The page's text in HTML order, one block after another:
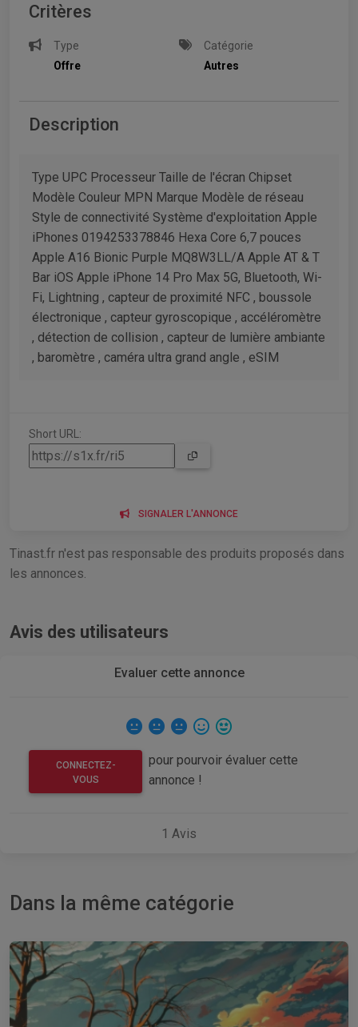
Critères
Type
Offre
Catégorie
Autres
Description
Type UPC Processeur Taille de l'écran Chipset
Modèle Couleur MPN Marque Modèle de réseau
Style de connectivité Système d'exploitation Apple
iPhones 0194253378846 Hexa Core 6,7 pouces
Apple A16 Bionic Purple MQ8W3LL/A Apple AT & T
Bar iOS Apple iPhone 14 Pro Max 5G, Bluetooth, Wi-
Fi, Lightning , capteur de proximité NFC , boussole
électronique , capteur gyroscopique , accéléromètre
, détection de collision , capteur de lumière ambiante
, baromètre , caméra ultra grand angle , eSIM
Short URL:
SIGNALER L'ANNONCE
Tinast.fr n'est pas responsable des produits proposés dans
les annonces.
Avis des utilisateurs
Evaluer cette annonce
CONNECTEZ-
VOUS
pour pourvoir évaluer cette
annonce !
1 Avis
Dans la même catégorie